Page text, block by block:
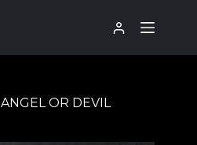
ANGEL OR DEVIL